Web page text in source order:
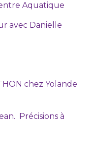
Aquatique
Danielle
chez Yolande
Précisions à